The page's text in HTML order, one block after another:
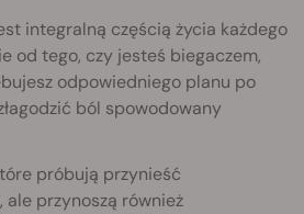
integralną częścią życia każdego
od tego, czy jesteś biegaczem,
odpowiedniego planu po
ból spowodowany
próbują przynieść
przynoszą również